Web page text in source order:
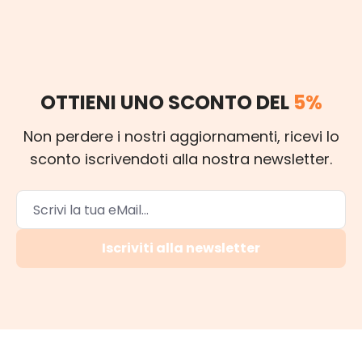
OTTIENI UNO SCONTO DEL 5%
Non perdere i nostri aggiornamenti, ricevi lo
sconto iscrivendoti alla nostra newsletter.
Iscriviti alla newsletter